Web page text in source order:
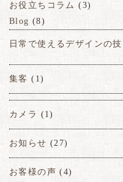
お役立ちコラム (3)
Blog (8)
日常で使えるデザインの技
集客 (1)
カメラ (1)
お知らせ (27)
お客様の声 (4)